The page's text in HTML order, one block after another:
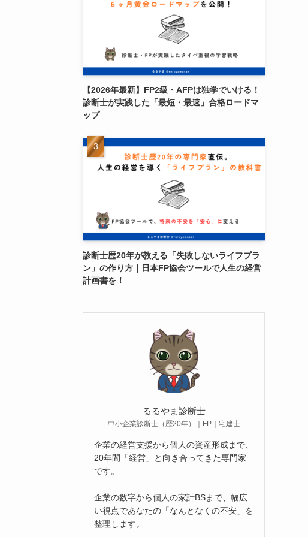
【2026年最新】FP2級・AFPは独学でいける！
診断士が実践した「最短・最速」合格ロードマ
ップ
診断士歴20年が教える「失敗しないライフプラ
ン」の作り方｜日本FP協会ツールで人生の経営
計画書を！
るるやま診断士
中小企業診断士（歴20年）｜FP｜宅建士
企業の経営支援から個人の資産形成まで、
20年間「経営」と向き合ってきた専門家
です。
企業の数字から個人の家計BSまで、幅広
い視点であなたの「なんとなくの不安」を
整理します。